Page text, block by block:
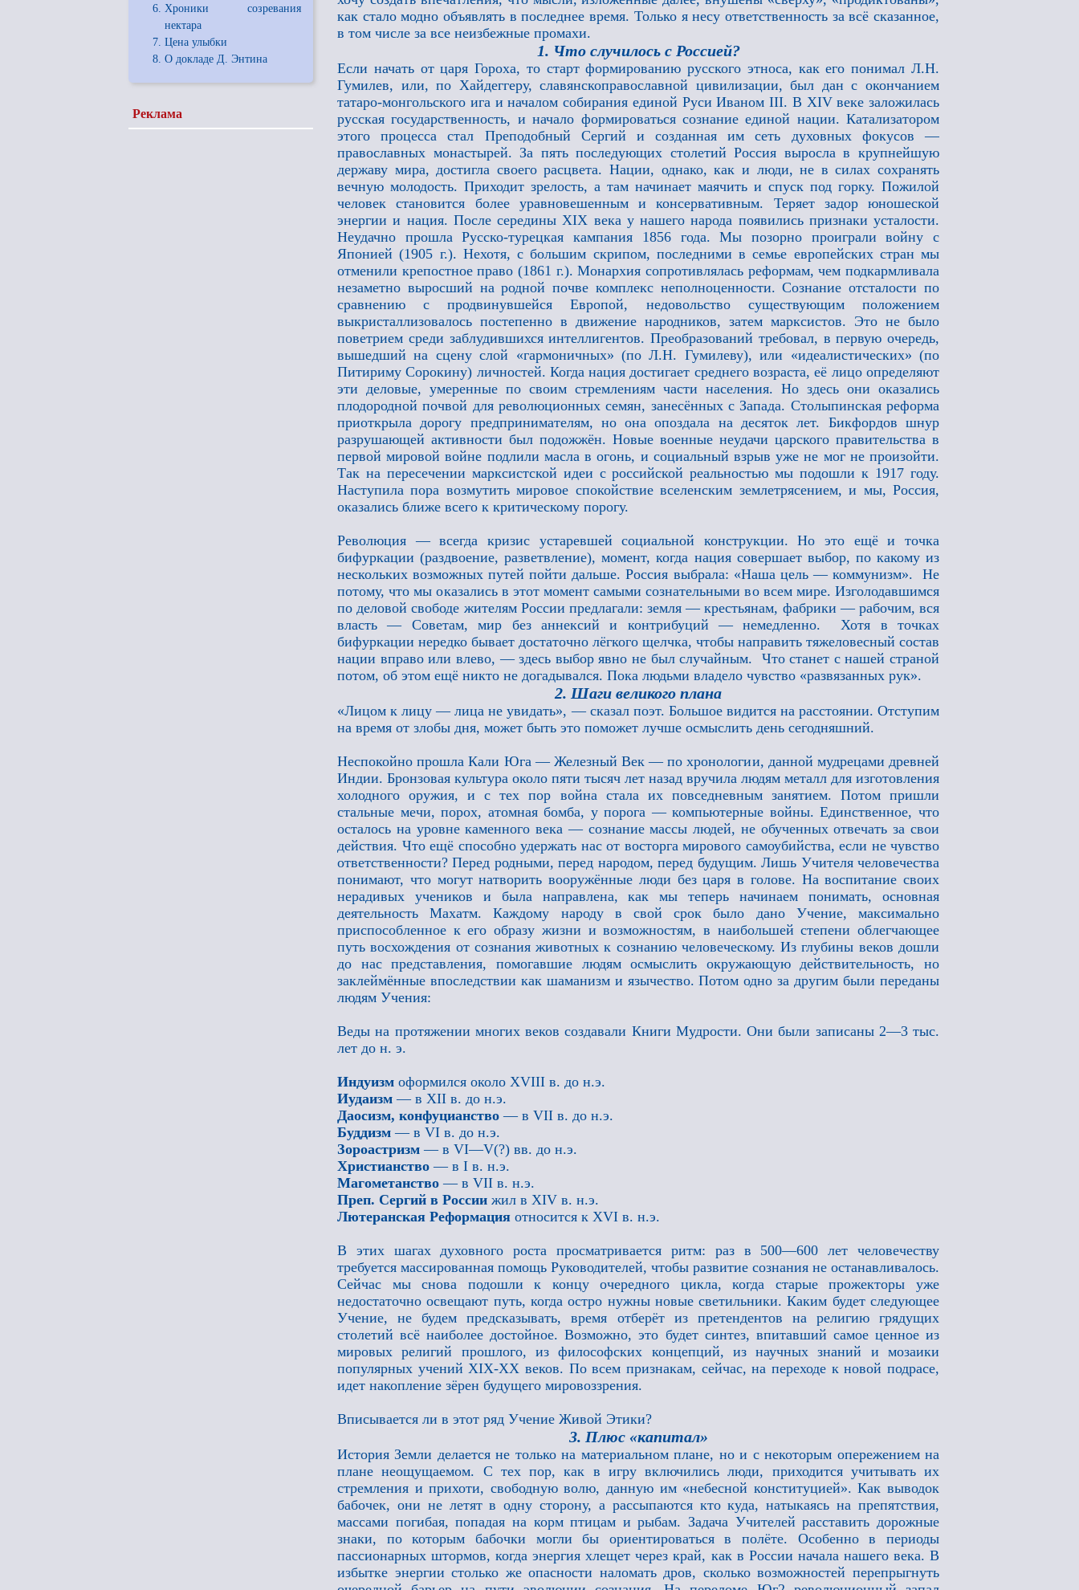
Хроники созревания
нектара
Цена улыбки
О докладе Д. Энтина
Реклама
как стало модно объявлять в последнее время. Только я несу ответственность за всё сказанное,
в том числе за все неизбежные промахи.
1. Что случилось с Россией?
Если начать от царя Гороха, то старт формированию русского этноса, как его понимал Л.Н.
Гумилев, или, по Хайдеггеру, славянскоправославной цивилизации, был дан с окончанием
татаро-монгольского ига и началом собирания единой Руси Иваном III. В XIV веке заложилась
русская государственность, и начало формироваться сознание единой нации. Катализатором
этого процесса стал Преподобный Сергий и созданная им сеть духовных фокусов —
православных монастырей. За пять последующих столетий Россия выросла в крупнейшую
державу мира, достигла своего расцвета. Нации, однако, как и люди, не в силах сохранять
вечную молодость. Приходит зрелость, а там начинает маячить и спуск под горку. Пожилой
человек становится более уравновешенным и консервативным. Теряет задор юношеской
энергии и нация. После середины XIX века у нашего народа появились признаки усталости.
Неудачно прошла Русско-турецкая кампания 1856 года. Мы позорно проиграли войну с
Японией (1905 г.). Нехотя, с большим скрипом, последними в семье европейских стран мы
отменили крепостное право (1861 г.). Монархия сопротивлялась реформам, чем подкармливала
незаметно выросший на родной почве комплекс неполноценности. Сознание отсталости по
сравнению с продвинувшейся Европой, недовольство существующим положением
выкристаллизовалось постепенно в движение народников, затем марксистов. Это не было
поветрием среди заблудившихся интеллигентов. Преобразований требовал, в первую очередь,
вышедший на сцену слой «гармоничных» (по Л.Н. Гумилеву), или «идеалистических» (по
Питириму Сорокину) личностей. Когда нация достигает среднего возраста, её лицо определяют
эти деловые, умеренные по своим стремлениям части населения. Но здесь они оказались
плодородной почвой для революционных семян, занесённых с Запада. Столыпинская реформа
приоткрыла дорогу предпринимателям, но она опоздала на десяток лет. Бикфордов шнур
разрушающей активности был подожжён. Новые военные неудачи царского правительства в
первой мировой войне подлили масла в огонь, и социальный взрыв уже не мог не произойти.
Так на пересечении марксистской идеи с российской реальностью мы подошли к 1917 году.
Наступила пора возмутить мировое спокойствие вселенским землетрясением, и мы, Россия,
оказались ближе всего к критическому порогу.
Революция — всегда кризис устаревшей социальной конструкции. Но это ещё и точка
бифуркации (раздвоение, разветвление), момент, когда нация совершает выбор, по какому из
нескольких возможных путей пойти дальше. Россия выбрала: «Наша цель — коммунизм». Не
потому, что мы оказались в этот момент самыми сознательными во всем мире. Изголодавшимся
по деловой свободе жителям России предлагали: земля — крестьянам, фабрики — рабочим, вся
власть — Советам, мир без аннексий и контрибуций — немедленно. Хотя в точках
бифуркации нередко бывает достаточно лёгкого щелчка, чтобы направить тяжеловесный состав
нации вправо или влево, — здесь выбор явно не был случайным. Что станет с нашей страной
потом, об этом ещё никто не догадывался. Пока людьми владело чувство «развязанных рук».
2. Шаги великого плана
«Лицом к лицу — лица не увидать», — сказал поэт. Большое видится на расстоянии. Отступим
на время от злобы дня, может быть это поможет лучше осмыслить день сегодняшний.
Неспокойно прошла Кали Юга — Железный Век — по хронологии, данной мудрецами древней
Индии. Бронзовая культура около пяти тысяч лет назад вручила людям металл для изготовления
холодного оружия, и с тех пор война стала их повседневным занятием. Потом пришли
стальные мечи, порох, атомная бомба, у порога — компьютерные войны. Единственное, что
осталось на уровне каменного века — сознание массы людей, не обученных отвечать за свои
действия. Что ещё способно удержать нас от восторга мирового самоубийства, если не чувство
ответственности? Перед родными, перед народом, перед будущим. Лишь Учителя человечества
понимают, что могут натворить вооружённые люди без царя в голове. На воспитание своих
нерадивых учеников и была направлена, как мы теперь начинаем понимать, основная
деятельность Махатм. Каждому народу в свой срок было дано Учение, максимально
приспособленное к его образу жизни и возможностям, в наибольшей степени облегчающее
путь восхождения от сознания животных к сознанию человеческому. Из глубины веков дошли
до нас представления, помогавшие людям осмыслить окружающую действительность, но
заклеймённые впоследствии как шаманизм и язычество. Потом одно за другим были переданы
людям Учения:
Веды на протяжении многих веков создавали Книги Мудрости. Они были записаны 2—3 тыс.
лет до н. э.
Индуизм оформился около XVIII в. до н.э.
Иудаизм — в XII в. до н.э.
Даосизм, конфуцианство— в VII в. до н.э.
Буддизм — в VI в. до н.э.
Зороастризм— в VI—V(?) вв. до н.э.
Христианство — в I в. н.э.
Магометанство — в VII в. н.э.
Преп. Сергий в России жил в XIV в. н.э.
Лютеранская Реформация относится к XVI в. н.э.
В этих шагах духовного роста просматривается ритм: раз в 500—600 лет человечеству
требуется массированная помощь Руководителей, чтобы развитие сознания не останавливалось.
Сейчас мы снова подошли к концу очередного цикла, когда старые прожекторы уже
недостаточно освещают путь, когда остро нужны новые светильники. Каким будет следующее
Учение, не будем предсказывать, время отберёт из претендентов на религию грядущих
столетий всё наиболее достойное. Возможно, это будет синтез, впитавший самое ценное из
мировых религий прошлого, из философских концепций, из научных знаний и мозаики
популярных учений XIX-XX веков. По всем признакам, сейчас, на переходе к новой подрасе,
идет накопление зёрен будущего мировоззрения.
Вписывается ли в этот ряд Учение Живой Этики?
3. Плюс «капитал»
История Земли делается не только на материальном плане, но и с некоторым опережением на
плане неощущаемом. С тех пор, как в игру включились люди, приходится учитывать их
стремления и прихоти, свободную волю, данную им «небесной конституцией». Как выводок
бабочек, они не летят в одну сторону, а рассыпаются кто куда, натыкаясь на препятствия,
массами погибая, попадая на корм птицам и рыбам. Задача Учителей расставить дорожные
знаки, по которым бабочки могли бы ориентироваться в полёте. Особенно в периоды
пассионарных штормов, когда энергия хлещет через край, как в России начала нашего века. В
избытке энергии столько же опасности наломать дров, сколько возможностей перепрыгнуть